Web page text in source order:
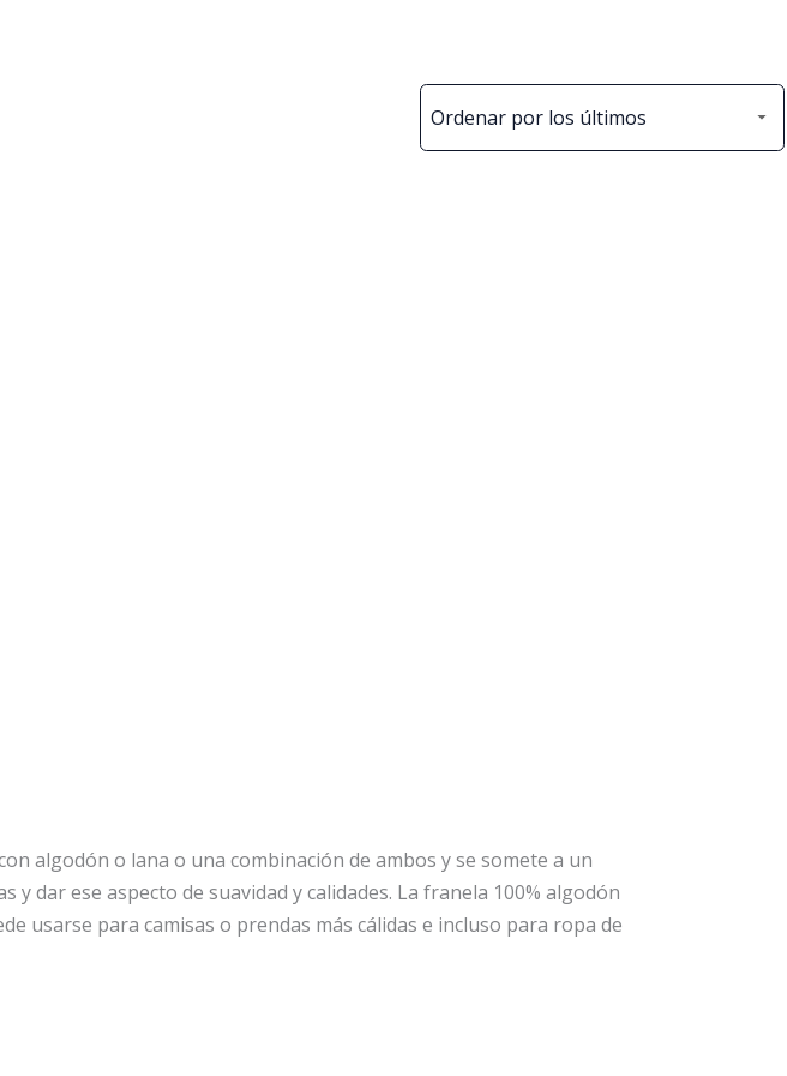
algodón o lana o una combinación de ambos y se somete a un
dar ese aspecto de suavidad y calidades. La franela 100% algodón
usarse para camisas o prendas más cálidas e incluso para ropa de